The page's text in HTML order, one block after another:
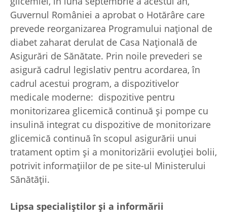
Guvernul României a aprobat o Hotărâre care
prevede reorganizarea Programului național de
diabet zaharat derulat de Casa Națională de
Asigurări de Sănătate. Prin noile prevederi se
asigură cadrul legislativ pentru acordarea, în
cadrul acestui program, a dispozitivelor
medicale moderne: dispozitive pentru
monitorizarea glicemică continuă și pompe cu
insulină integrat cu dispozitive de monitorizare
glicemică continuă în scopul asigurării unui
tratament optim și a monitorizării evoluției bolii,
potrivit informațiilor de pe site-ul Ministerului
Sănătății.
Lipsa specialiștilor și a informării